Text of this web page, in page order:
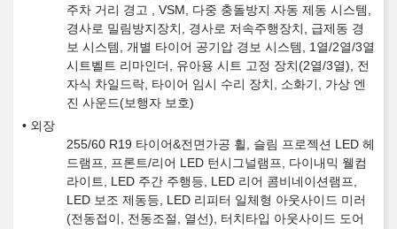
주차 거리 경고 , VSM, 다중 충돌방지 자동 제동 시스템,
경사로 밀림방지장치, 경사로 저속주행장치, 급제동 경
보 시스템, 개별 타이어 공기압 경보 시스템, 1열/2열/3열
시트벨트 리마인더, 유아용 시트 고정 장치(2열/3열), 전
자식 차일드락, 타이어 임시 수리 장치, 소화기, 가상 엔
진 사운드(보행자 보호)
외장
255/60 R19 타이어&전면가공 휠, 슬림 프로젝션 LED 헤
드램프, 프론트/리어 LED 턴시그널램프, 다이내믹 웰컴
라이트, LED 주간 주행등, LED 리어 콤비네이션램프,
LED 보조 제동등, LED 리피터 일체형 아웃사이드 미러
(전동접이, 전동조절, 열선), 터치타입 아웃사이드 도어